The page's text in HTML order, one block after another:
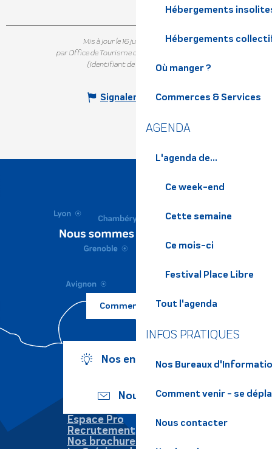
Hébergements
Hébergements
Où manger ?
Commerces & Services
AGENDA
L'agenda de...
Ce week-end
Cette semaine
Ce mois-ci
Festival Place Libre
Tout l'agenda
INFOS PRATIQUES
Nos Bureaux
Comment venir - se
Nous contacter
Mis à jour le 16 juillet 2026 à 15:01
par Office de Tourisme de Belledonne Chartreuse
(Identifiant de l'offre :744149 )
Signaler une erreur
Comment venir ?
Nos engagements
Nous écrire
Espace Pro
Recrutement
Nos brochures